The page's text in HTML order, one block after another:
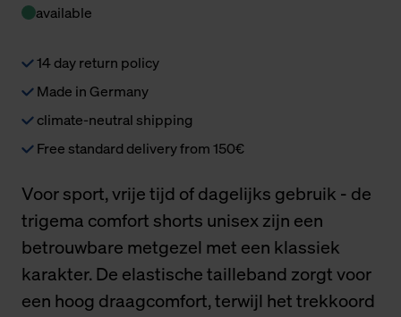
available
14 day return policy
Made in Germany
climate-neutral shipping
Free standard delivery from 150€
Voor sport, vrije tijd of dagelijks gebruik - de
trigema comfort shorts unisex zijn een
betrouwbare metgezel met een klassiek
karakter. De elastische tailleband zorgt voor
een hoog draagcomfort, terwijl het trekkoord